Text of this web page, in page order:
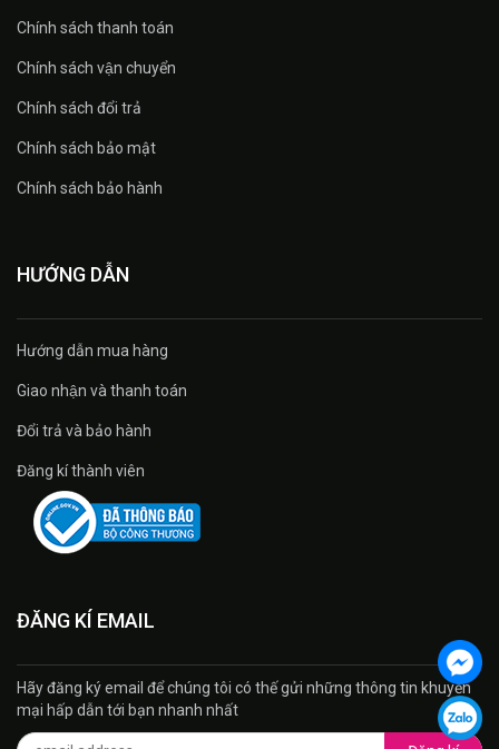
Chính sách thanh toán
Chính sách vận chuyển
Chính sách đổi trả
Chính sách bảo mật
Chính sách bảo hành
HƯỚNG DẪN
Hướng dẫn mua hàng
Giao nhận và thanh toán
Đổi trả và bảo hành
Đăng kí thành viên
ĐĂNG KÍ EMAIL
Hãy đăng ký email để chúng tôi có thế gửi những thông tin khuyến
mại hấp dẫn tới bạn nhanh nhất